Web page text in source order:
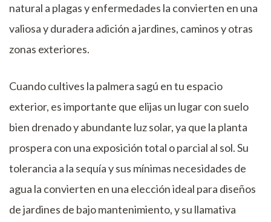
natural a plagas y enfermedades la convierten en una
valiosa y duradera adición a jardines, caminos y otras
zonas exteriores.
Cuando cultives la palmera sagú en tu espacio
exterior, es importante que elijas un lugar con suelo
bien drenado y abundante luz solar, ya que la planta
prospera con una exposición total o parcial al sol. Su
tolerancia a la sequía y sus mínimas necesidades de
agua la convierten en una elección ideal para diseños
de jardines de bajo mantenimiento, y su llamativa